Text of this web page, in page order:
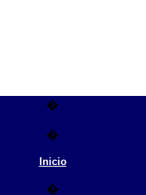
�
�
Inicio
�